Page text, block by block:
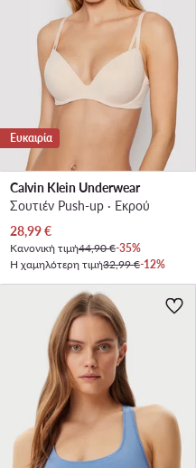
Ευκαιρία
Calvin Klein Underwear
Σουτιέν Push-up · Εκρού
Τρέχουσα τιμή
28,99€
Κανονική τιμή44,90 €-35%
Η χαμηλότερη τιμή32,99 €-12%